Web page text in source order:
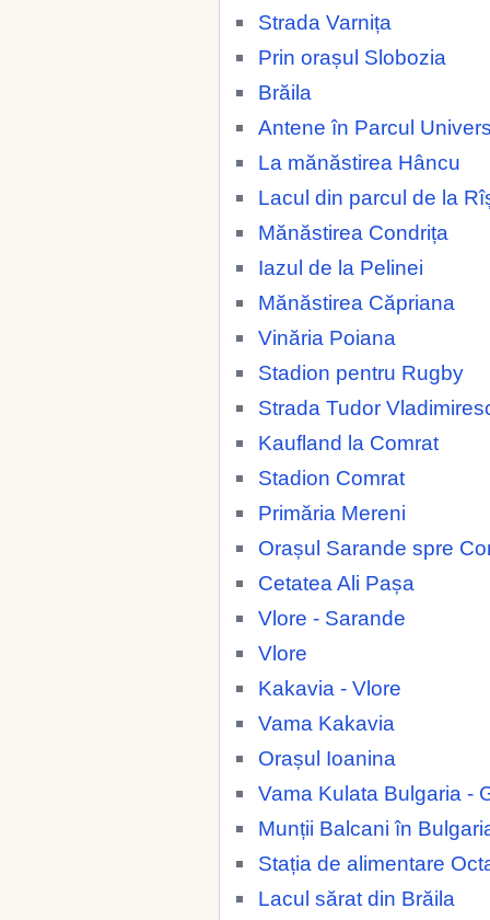
Strada Varnița
Prin orașul Slobozia
Brăila
Antene în Parcul
La mănăstirea Hâncu
Lacul din parcul de la
Mănăstirea Condrița
Iazul de la Pelinei
Mănăstirea Căpriana
Vinăria Poiana
Stadion pentru Rugby
Strada Tudor
Kaufland la Comrat
Stadion Comrat
Primăria Mereni
Orașul Sarande spre
Cetatea Ali Pașa
Vlore - Sarande
Vlore
Kakavia - Vlore
Vama Kakavia
Orașul Ioanina
Vama Kulata Bulgaria -
Munții Balcani în
Stația de alimentare
Lacul sărat din Brăila